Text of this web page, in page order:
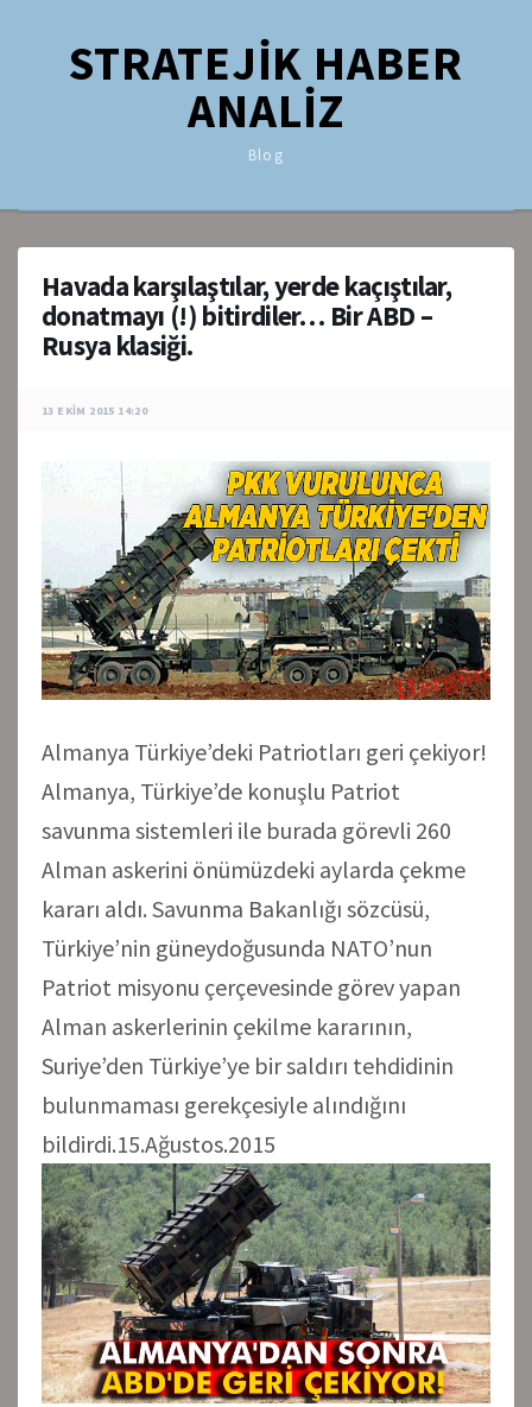
STRATEJİK HABER
ANALİZ
Blog
Havada karşılaştılar, yerde kaçıştılar,
donatmayı (!) bitirdiler… Bir ABD –
Rusya klasiği.
13 EKIM 2015 14:20
Almanya Türkiye’deki Patriotları geri çekiyor!
Almanya, Türkiye’de konuşlu Patriot
savunma sistemleri ile burada görevli 260
Alman askerini önümüzdeki aylarda çekme
kararı aldı. Savunma Bakanlığı sözcüsü,
Türkiye’nin güneydoğusunda NATO’nun
Patriot misyonu çerçevesinde görev yapan
Alman askerlerinin çekilme kararının,
Suriye’den Türkiye’ye bir saldırı tehdidinin
bulunmaması gerekçesiyle alındığını
bildirdi.15.Ağustos.2015